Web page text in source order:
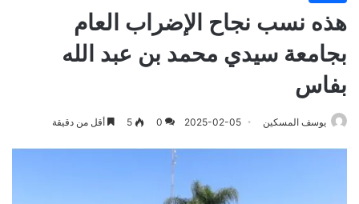
هذه نسب نجاح الإضراب العام
بجامعة سيدي محمد بن عبد الله
بفاس
يوسف المسكين 2025-02-05
0
5 أقل من دقيقة